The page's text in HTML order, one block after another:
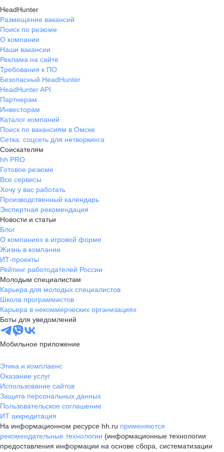
HeadHunter
Размещение вакансий
Поиск по резюме
О компании
Наши вакансии
Реклама на сайте
Требования к ПО
Безопасный HeadHunter
HeadHunter API
Партнерам
Инвесторам
Каталог компаний
Поиск по вакансиям в Омске
Сетка: соцсеть для нетворкинга
Соискателям
hh PRO
Готовое резюме
Все сервисы
Хочу у вас работать
Производственный календарь
Экспертная рекомендация
Новости и статьи
Блог
О компаниях в игровой форме
Жизнь в компании
ИТ-проекты
Рейтинг работодателей России
Молодым специалистам
Карьера для молодых специалистов
Школа программистов
Карьера в некоммерческих организациях
Боты для уведомлений
Мобильное приложение
Этика и комплаенс
Оказание услуг
Использование сайтов
Защита персональных данных
Пользовательское соглашение
ИТ аккредитация
На информационном ресурсе hh.ru применяются
рекомендательные технологии (информационные технологии
предоставления информации на основе сбора, систематизации